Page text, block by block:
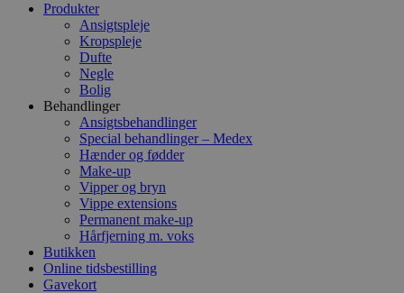
Produkter
Ansigtspleje
Kropspleje
Dufte
Negle
Bolig
Behandlinger
Ansigtsbehandlinger
Special behandlinger – Medex
Hænder og fødder
Make-up
Vipper og bryn
Vippe extensions
Permanent make-up
Hårfjerning m. voks
Butikken
Online tidsbestilling
Gavekort